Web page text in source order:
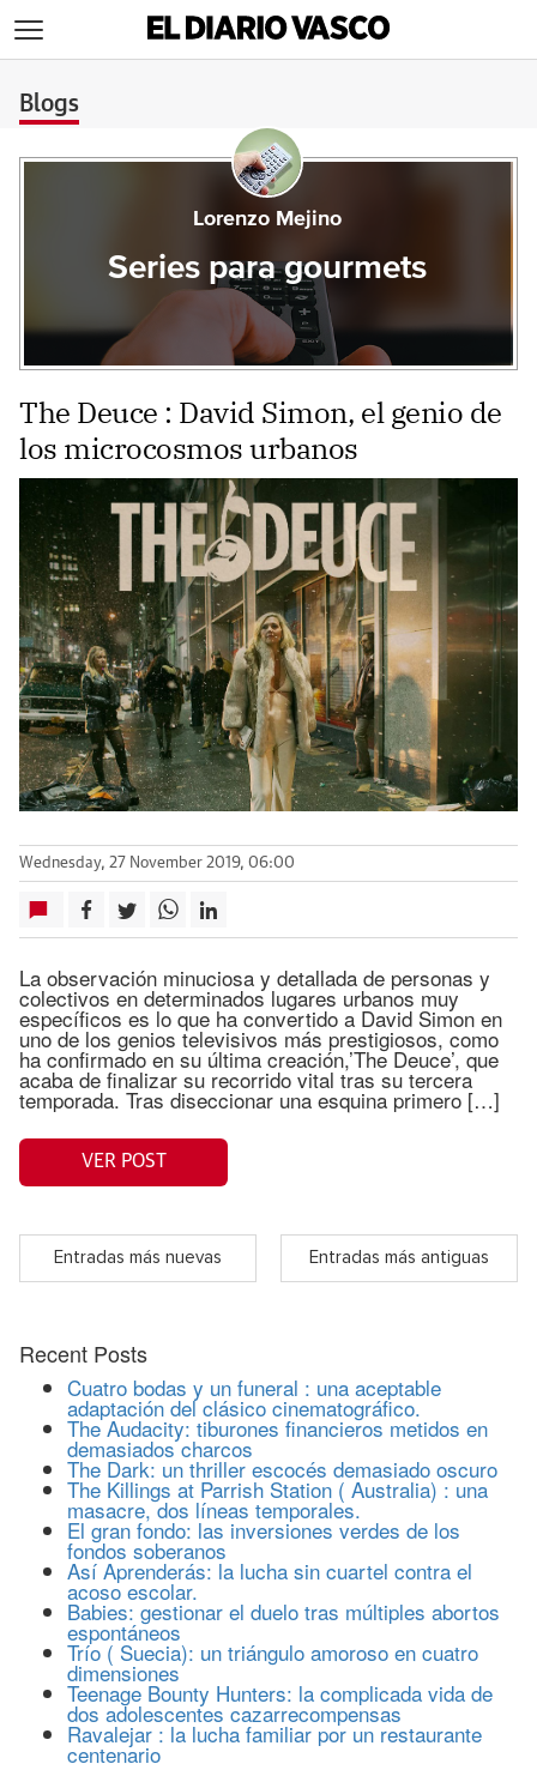
Blogs
Lorenzo Mejino
Series para gourmets
The Deuce : David Simon, el genio de
los microcosmos urbanos
Wednesday, 27 November 2019, 06:00
La observación minuciosa y detallada de personas y
colectivos en determinados lugares urbanos muy
específicos es lo que ha convertido a David Simon en
uno de los genios televisivos más prestigiosos, como
ha confirmado en su última creación,’The Deuce’, que
acaba de finalizar su recorrido vital tras su tercera
temporada. Tras diseccionar una esquina primero […]
VER POST
Entradas más nuevas Entradas más antiguas
Recent Posts
Cuatro bodas y un funeral : una aceptable
adaptación del clásico cinematográfico.
The Audacity: tiburones financieros metidos en
demasiados charcos
The Dark: un thriller escocés demasiado oscuro
The Killings at Parrish Station ( Australia) : una
masacre, dos líneas temporales.
El gran fondo: las inversiones verdes de los
fondos soberanos
Así Aprenderás: la lucha sin cuartel contra el
acoso escolar.
Babies: gestionar el duelo tras múltiples abortos
espontáneos
Trío ( Suecia): un triángulo amoroso en cuatro
dimensiones
Teenage Bounty Hunters: la complicada vida de
dos adolescentes cazarrecompensas
Ravalejar : la lucha familiar por un restaurante
centenario